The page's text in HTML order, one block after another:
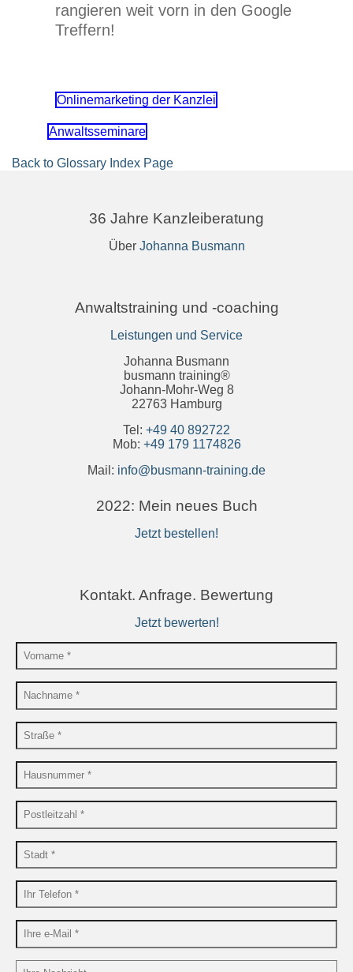
rangieren weit vorn in den Google
Treffern!
Onlinemarketing der Kanzlei
Anwaltsseminare
Back to Glossary Index Page
36 Jahre Kanzleiberatung
Über Johanna Busmann
Anwaltstraining und -coaching
Leistungen und Service
Johanna Busmann
busmann training®
Johann-Mohr-Weg 8
22763 Hamburg
Tel: +49 40 892722
Mob: +49 179 1174826
Mail: info@busmann-training.de
2022: Mein neues Buch
Jetzt bestellen!
Kontakt. Anfrage. Bewertung
Jetzt bewerten!